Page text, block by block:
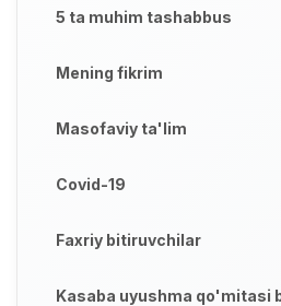
5 ta muhim tashabbus
Mening fikrim
Masofaviy ta'lim
Covid-19
Faxriy bitiruvchilar
Kasaba uyushma qo'mitasi